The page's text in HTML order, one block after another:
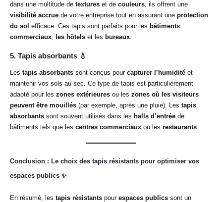
dans une multitude de textures et de couleurs, ils offrent une
visibilité accrue de votre entreprise tout en assurant une protection
du sol efficace. Ces tapis sont parfaits pour les bâtiments
commerciaux, les hôtels et les bureaux.
5. Tapis absorbants 💧
Les tapis absorbants sont conçus pour capturer l’humidité et
maintenir vos sols au sec. Ce type de tapis est particulièrement
adapté pour les zones extérieures ou les zones où les visiteurs
peuvent être mouillés (par exemple, après une pluie). Les tapis
absorbants sont souvent utilisés dans les halls d’entrée de
bâtiments tels que les centres commerciaux ou les restaurants
Conclusion : Le choix des tapis résistants pour optimiser vos
espaces publics ✨
En résumé, les tapis résistants pour espaces publics sont un